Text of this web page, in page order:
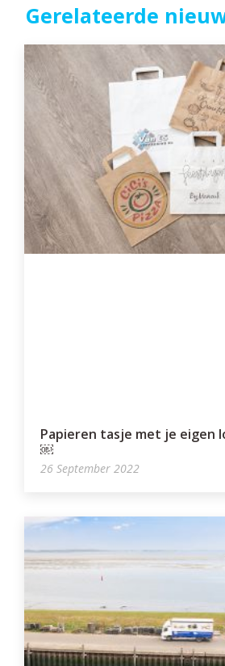
Gerelateerde
Papieren tasje met je eigen
￼
26 September 2022